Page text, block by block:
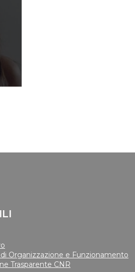
Organizzazione e Funzionamento
Trasparente CNR